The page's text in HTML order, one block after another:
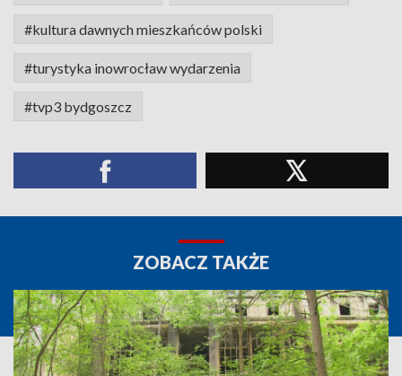
#kultura dawnych mieszkańców polski
#turystyka inowrocław wydarzenia
#tvp3 bydgoszcz
ZOBACZ TAKŻE